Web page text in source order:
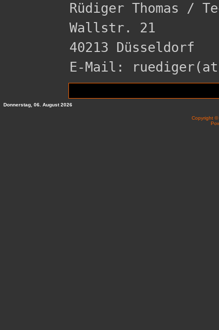
Rüdiger Thomas /
Wallstr. 21
40213 Düsseldorf
E-Mail:
Donnerstag, 06. August 2026
Copyright